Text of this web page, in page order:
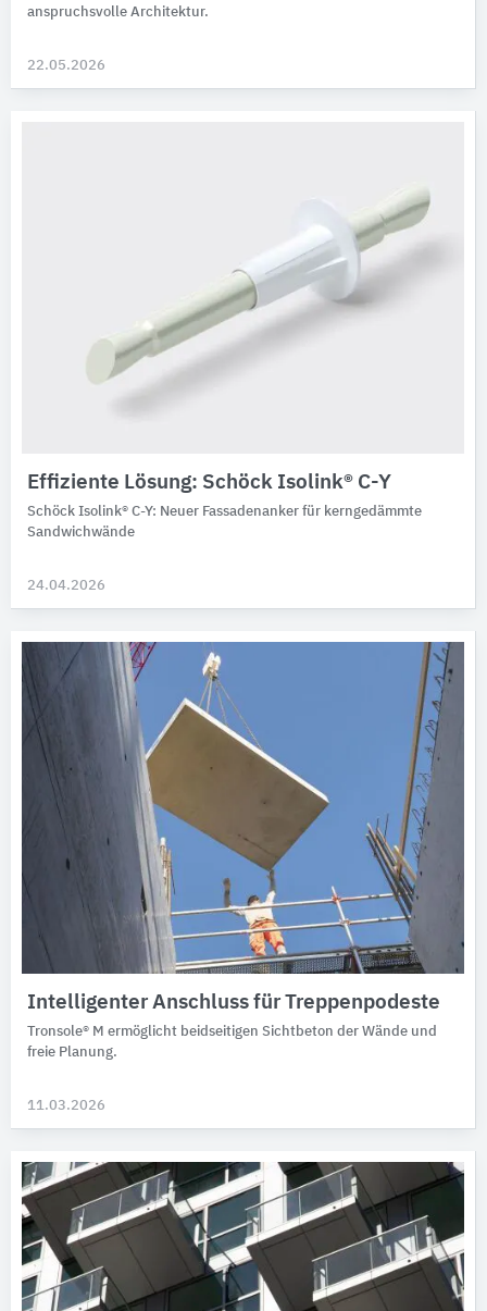
anspruchsvolle Architektur.
22.05.2026
Effiziente Lösung: Schöck Isolink® C-Y
Schöck Isolink® C-Y: Neuer Fassadenanker für kerngedämmte
Sandwichwände
24.04.2026
Intelligenter Anschluss für Treppenpodeste
Tronsole® M ermöglicht beidseitigen Sichtbeton der Wände und
freie Planung.
11.03.2026